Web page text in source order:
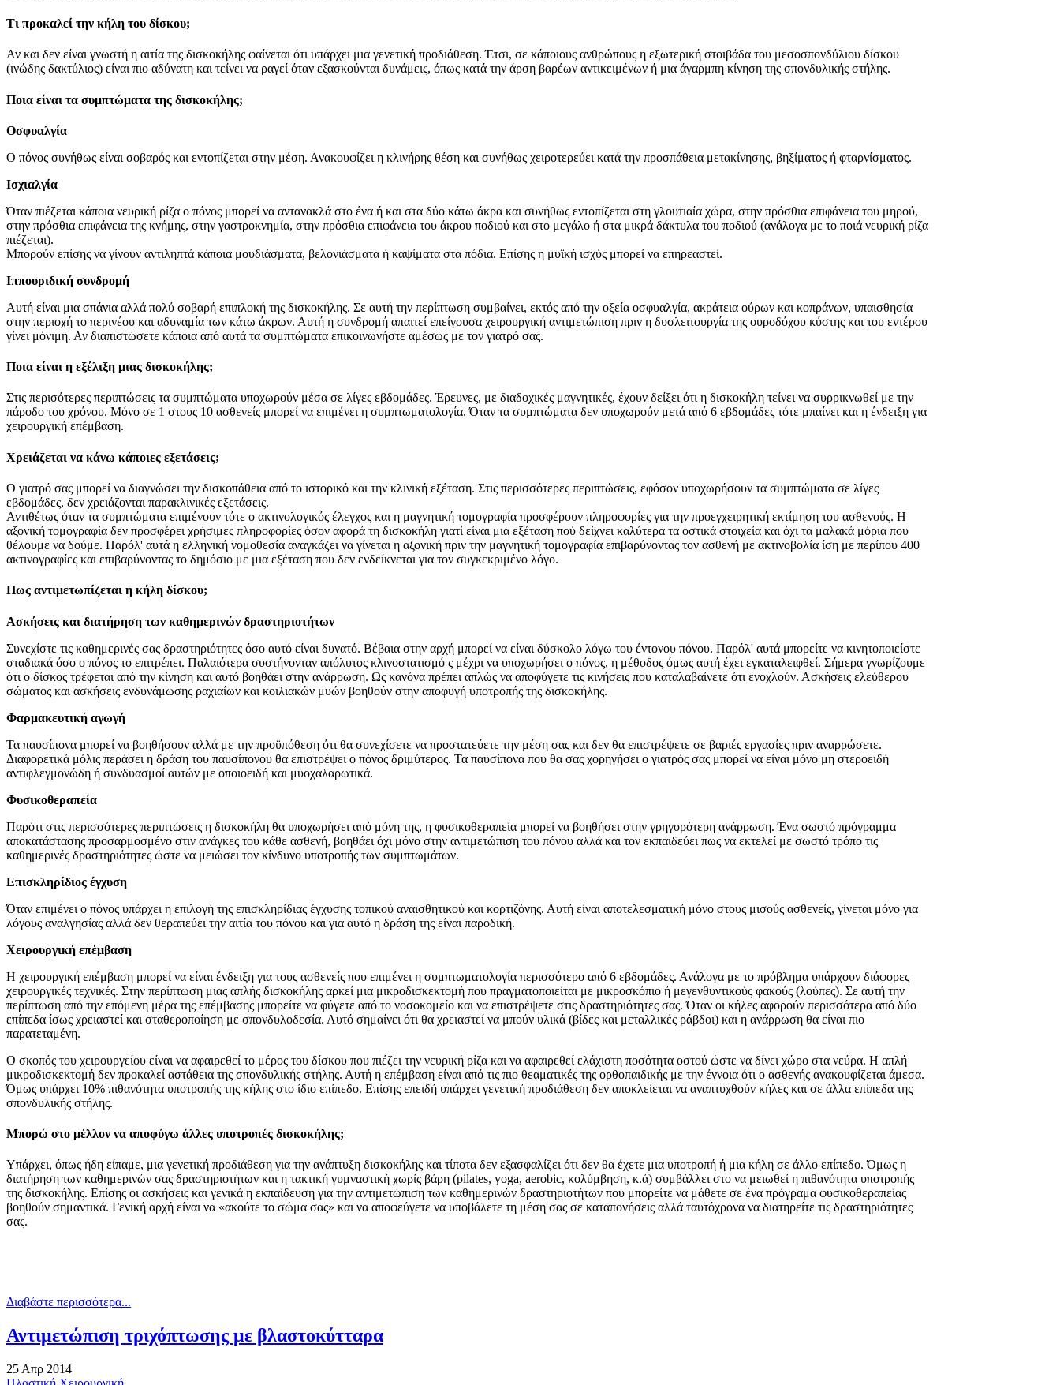
Τι προκαλεί την κήλη του δίσκου;
Αν και δεν είναι γνωστή η αιτία της δισκοκήλης φαίνεται ότι υπάρχει μια γενετική προδιάθεση. Έτσι, σε κάποιους ανθρώπους η εξωτερική στοιβάδα του μεσοσπονδύλιου δίσκου
(ινώδης δακτύλιος) είναι πιο αδύνατη και τείνει να ραγεί όταν εξασκούνται δυνάμεις, όπως κατά την άρση βαρέων αντικειμένων ή μια άγαρμπη κίνηση της σπονδυλικής στήλης.
Ποια είναι τα συμπτώματα της δισκοκήλης;
Οσφυαλγία
Ο πόνος συνήθως είναι σοβαρός και εντοπίζεται στην μέση. Ανακουφίζει η κλινήρης θέση και συνήθως χειροτερεύει κατά την προσπάθεια μετακίνησης, βηξίματος ή φταρνίσματος.
Ισχιαλγία
Όταν πιέζεται κάποια νευρική ρίζα ο πόνος μπορεί να αντανακλά στο ένα ή και στα δύο κάτω άκρα και συνήθως εντοπίζεται στη γλουτιαία χώρα, στην πρόσθια επιφάνεια του μηρού,
στην πρόσθια επιφάνεια της κνήμης, στην γαστροκνημία, στην πρόσθια επιφάνεια του άκρου ποδιού και στο μεγάλο ή στα μικρά δάκτυλα του ποδιού (ανάλογα με το ποιά νευρική ρίζα
πιέζεται).
Μπορούν επίσης να γίνουν αντιληπτά κάποια μουδιάσματα, βελονιάσματα ή καψίματα στα πόδια. Επίσης η μυϊκή ισχύς μπορεί να επηρεαστεί.
Ιππουριδική συνδρομή
Αυτή είναι μια σπάνια αλλά πολύ σοβαρή επιπλοκή της δισκοκήλης. Σε αυτή την περίπτωση συμβαίνει, εκτός από την οξεία οσφυαλγία, ακράτεια ούρων και κοπράνων, υπαισθησία
στην περιοχή το περινέου και αδυναμία των κάτω άκρων. Αυτή η συνδρομή απαιτεί επείγουσα χειρουργική αντιμετώπιση πριν η δυσλειτουργία της ουροδόχου κύστης και του εντέρου
γίνει μόνιμη. Αν διαπιστώσετε κάποια από αυτά τα συμπτώματα επικοινωνήστε αμέσως με τον γιατρό σας.
Ποια είναι η εξέλιξη μιας δισκοκήλης;
Στις περισότερες περιπτώσεις τα συμπτώματα υποχωρούν μέσα σε λίγες εβδομάδες. Έρευνες, με διαδοχικές μαγνητικές, έχουν δείξει ότι η δισκοκήλη τείνει να συρρικνωθεί με την
πάροδο του χρόνου. Μόνο σε 1 στους 10 ασθενείς μπορεί να επιμένει η συμπτωματολογία. Όταν τα συμπτώματα δεν υποχωρούν μετά από 6 εβδομάδες τότε μπαίνει και η ένδειξη για
χειρουργική επέμβαση.
Χρειάζεται να κάνω κάποιες εξετάσεις;
Ο γιατρό σας μπορεί να διαγνώσει την δισκοπάθεια από το ιστορικό και την κλινική εξέταση. Στις περισσότερες περιπτώσεις, εφόσον υποχωρήσουν τα συμπτώματα σε λίγες
εβδομάδες, δεν χρειάζονται παρακλινικές εξετάσεις.
Αντιθέτως όταν τα συμπτώματα επιμένουν τότε ο ακτινολογικός έλεγχος και η μαγνητική τομογραφία προσφέρουν πληροφορίες για την προεγχειρητική εκτίμηση του ασθενούς. Η
αξονική τομογραφία δεν προσφέρει χρήσιμες πληροφορίες όσον αφορά τη δισκοκήλη γιατί είναι μια εξέταση πού δείχνει καλύτερα τα οστικά στοιχεία και όχι τα μαλακά μόρια που
θέλουμε να δούμε. Παρόλ' αυτά η ελληνική νομοθεσία αναγκάζει να γίνεται η αξονική πριν την μαγνητική τομογραφία επιβαρύνοντας τον ασθενή με ακτινοβολία ίση με περίπου 400
ακτινογραφίες και επιβαρύνοντας το δημόσιο με μια εξέταση που δεν ενδείκνεται για τον συγκεκριμένο λόγο.
Πως αντιμετωπίζεται η κήλη δίσκου;
Ασκήσεις και διατήρηση των καθημερινών δραστηριοτήτων
Συνεχίστε τις καθημερινές σας δραστηριότητες όσο αυτό είναι δυνατό. Βέβαια στην αρχή μπορεί να είναι δύσκολο λόγω του έντονου πόνου. Παρόλ' αυτά μπορείτε να κινητοποιείστε
σταδιακά όσο ο πόνος το επιτρέπει. Παλαιότερα συστήνονταν απόλυτος κλινοστατισμό ς μέχρι να υποχωρήσει ο πόνος, η μέθοδος όμως αυτή έχει εγκαταλειφθεί. Σήμερα γνωρίζουμε
ότι ο δίσκος τρέφεται από την κίνηση και αυτό βοηθάει στην ανάρρωση. Ως κανόνα πρέπει απλώς να αποφύγετε τις κινήσεις που καταλαβαίνετε ότι ενοχλούν. Ασκήσεις ελεύθερου
σώματος και ασκήσεις ενδυνάμωσης ραχιαίων και κοιλιακών μυών βοηθούν στην αποφυγή υποτροπής της δισκοκήλης.
Φαρμακευτική αγωγή
Τα παυσίπονα μπορεί να βοηθήσουν αλλά με την προϋπόθεση ότι θα συνεχίσετε να προστατεύετε την μέση σας και δεν θα επιστρέψετε σε βαριές εργασίες πριν αναρρώσετε.
Διαφορετικά μόλις περάσει η δράση του παυσίπονου θα επιστρέψει ο πόνος δριμύτερος. Τα παυσίπονα που θα σας χορηγήσει ο γιατρός σας μπορεί να είναι μόνο μη στεροειδή
αντιφλεγμονώδη ή συνδυασμοί αυτών με οποιοειδή και μυοχαλαρωτικά.
Φυσικοθεραπεία
Παρότι στις περισσότερες περιπτώσεις η δισκοκήλη θα υποχωρήσει από μόνη της, η φυσικοθεραπεία μπορεί να βοηθήσει στην γρηγορότερη ανάρρωση. Ένα σωστό πρόγραμμα
αποκατάστασης προσαρμοσμένο στιν ανάγκες του κάθε ασθενή, βοηθάει όχι μόνο στην αντιμετώπιση του πόνου αλλά και τον εκπαιδεύει πως να εκτελεί με σωστό τρόπο τις
καθημερινές δραστηριότητες ώστε να μειώσει τον κίνδυνο υποτροπής των συμπτωμάτων.
Επισκληρίδιος έγχυση
Όταν επιμένει ο πόνος υπάρχει η επιλογή της επισκληρίδιας έγχυσης τοπικού αναισθητικού και κορτιζόνης. Αυτή είναι αποτελεσματική μόνο στους μισούς ασθενείς, γίνεται μόνο για
λόγους αναλγησίας αλλά δεν θεραπεύει την αιτία του πόνου και για αυτό η δράση της είναι παροδική.
Χειρουργική επέμβαση
Η χειρουργική επέμβαση μπορεί να είναι ένδειξη για τους ασθενείς που επιμένει η συμπτωματολογία περισσότερο από 6 εβδομάδες. Ανάλογα με το πρόβλημα υπάρχουν διάφορες
χειρουργικές τεχνικές. Στην περίπτωση μιας απλής δισκοκήλης αρκεί μια μικροδισκεκτομή που πραγματοποιείται με μικροσκόπιο ή μεγενθυντικούς φακούς (λούπες). Σε αυτή την
περίπτωση από την επόμενη μέρα της επέμβασης μπορείτε να φύγετε από το νοσοκομείο και να επιστρέψετε στις δραστηριότητες σας. Όταν οι κήλες αφορούν περισσότερα από δύο
επίπεδα ίσως χρειαστεί και σταθεροποίηση με σπονδυλοδεσία. Αυτό σημαίνει ότι θα χρειαστεί να μπούν υλικά (βίδες και μεταλλικές ράβδοι) και η ανάρρωση θα είναι πιο
παρατεταμένη.
Ο σκοπός του χειρουργείου είναι να αφαιρεθεί το μέρος του δίσκου που πιέζει την νευρική ρίζα και να αφαιρεθεί ελάχιστη ποσότητα οστού ώστε να δίνει χώρο στα νεύρα. Η απλή
μικροδισκεκτομή δεν προκαλεί αστάθεια της σπονδυλικής στήλης. Αυτή η επέμβαση είναι από τις πιο θεαματικές της ορθοπαιδικής με την έννοια ότι ο ασθενής ανακουφίζεται άμεσα.
Όμως υπάρχει 10% πιθανότητα υποτροπής της κήλης στο ίδιο επίπεδο. Επίσης επειδή υπάρχει γενετική προδιάθεση δεν αποκλείεται να αναπτυχθούν κήλες και σε άλλα επίπεδα της
σπονδυλικής στήλης.
Μπορώ στο μέλλον να αποφύγω άλλες υποτροπές δισκοκήλης;
Υπάρχει, όπως ήδη είπαμε, μια γενετική προδιάθεση για την ανάπτυξη δισκοκήλης και τίποτα δεν εξασφαλίζει ότι δεν θα έχετε μια υποτροπή ή μια κήλη σε άλλο επίπεδο. Όμως η
διατήρηση των καθημερινών σας δραστηριοτήτων και η τακτική γυμναστική χωρίς βάρη (pilates, yoga, aerobic, κολύμβηση, κ.ά) συμβάλλει στο να μειωθεί η πιθανότητα υποτροπής
της δισκοκήλης. Επίσης οι ασκήσεις και γενικά η εκπαίδευση για την αντιμετώπιση των καθημερινών δραστηριοτήτων που μπορείτε να μάθετε σε ένα πρόγραμα φυσικοθεραπείας
βοηθούν σημαντικά. Γενική αρχή είναι να «ακούτε το σώμα σας» και να αποφεύγετε να υποβάλετε τη μέση σας σε καταπονήσεις αλλά ταυτόχρονα να διατηρείτε τις δραστηριότητες
σας.
Διαβάστε περισσότερα...
Αντιμετώπιση τριχόπτωσης με βλαστοκύτταρα
25 Απρ 2014